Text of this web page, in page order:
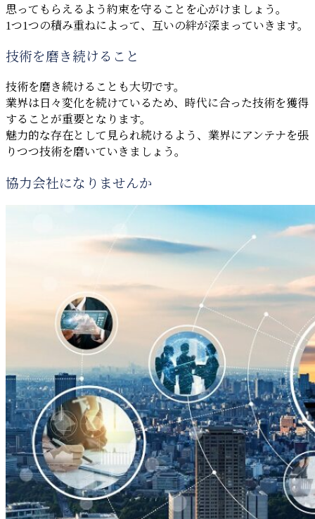
思ってもらえるよう約束を守ることを心がけましょう。
1つ1つの積み重ねによって、互いの絆が深まっていきます。
技術を磨き続けること
技術を磨き続けることも大切です。
業界は日々変化を続けているため、時代に合った技術を獲得
することが重要となります。
魅力的な存在として見られ続けるよう、業界にアンテナを張
りつつ技術を磨いていきましょう。
協力会社になりませんか